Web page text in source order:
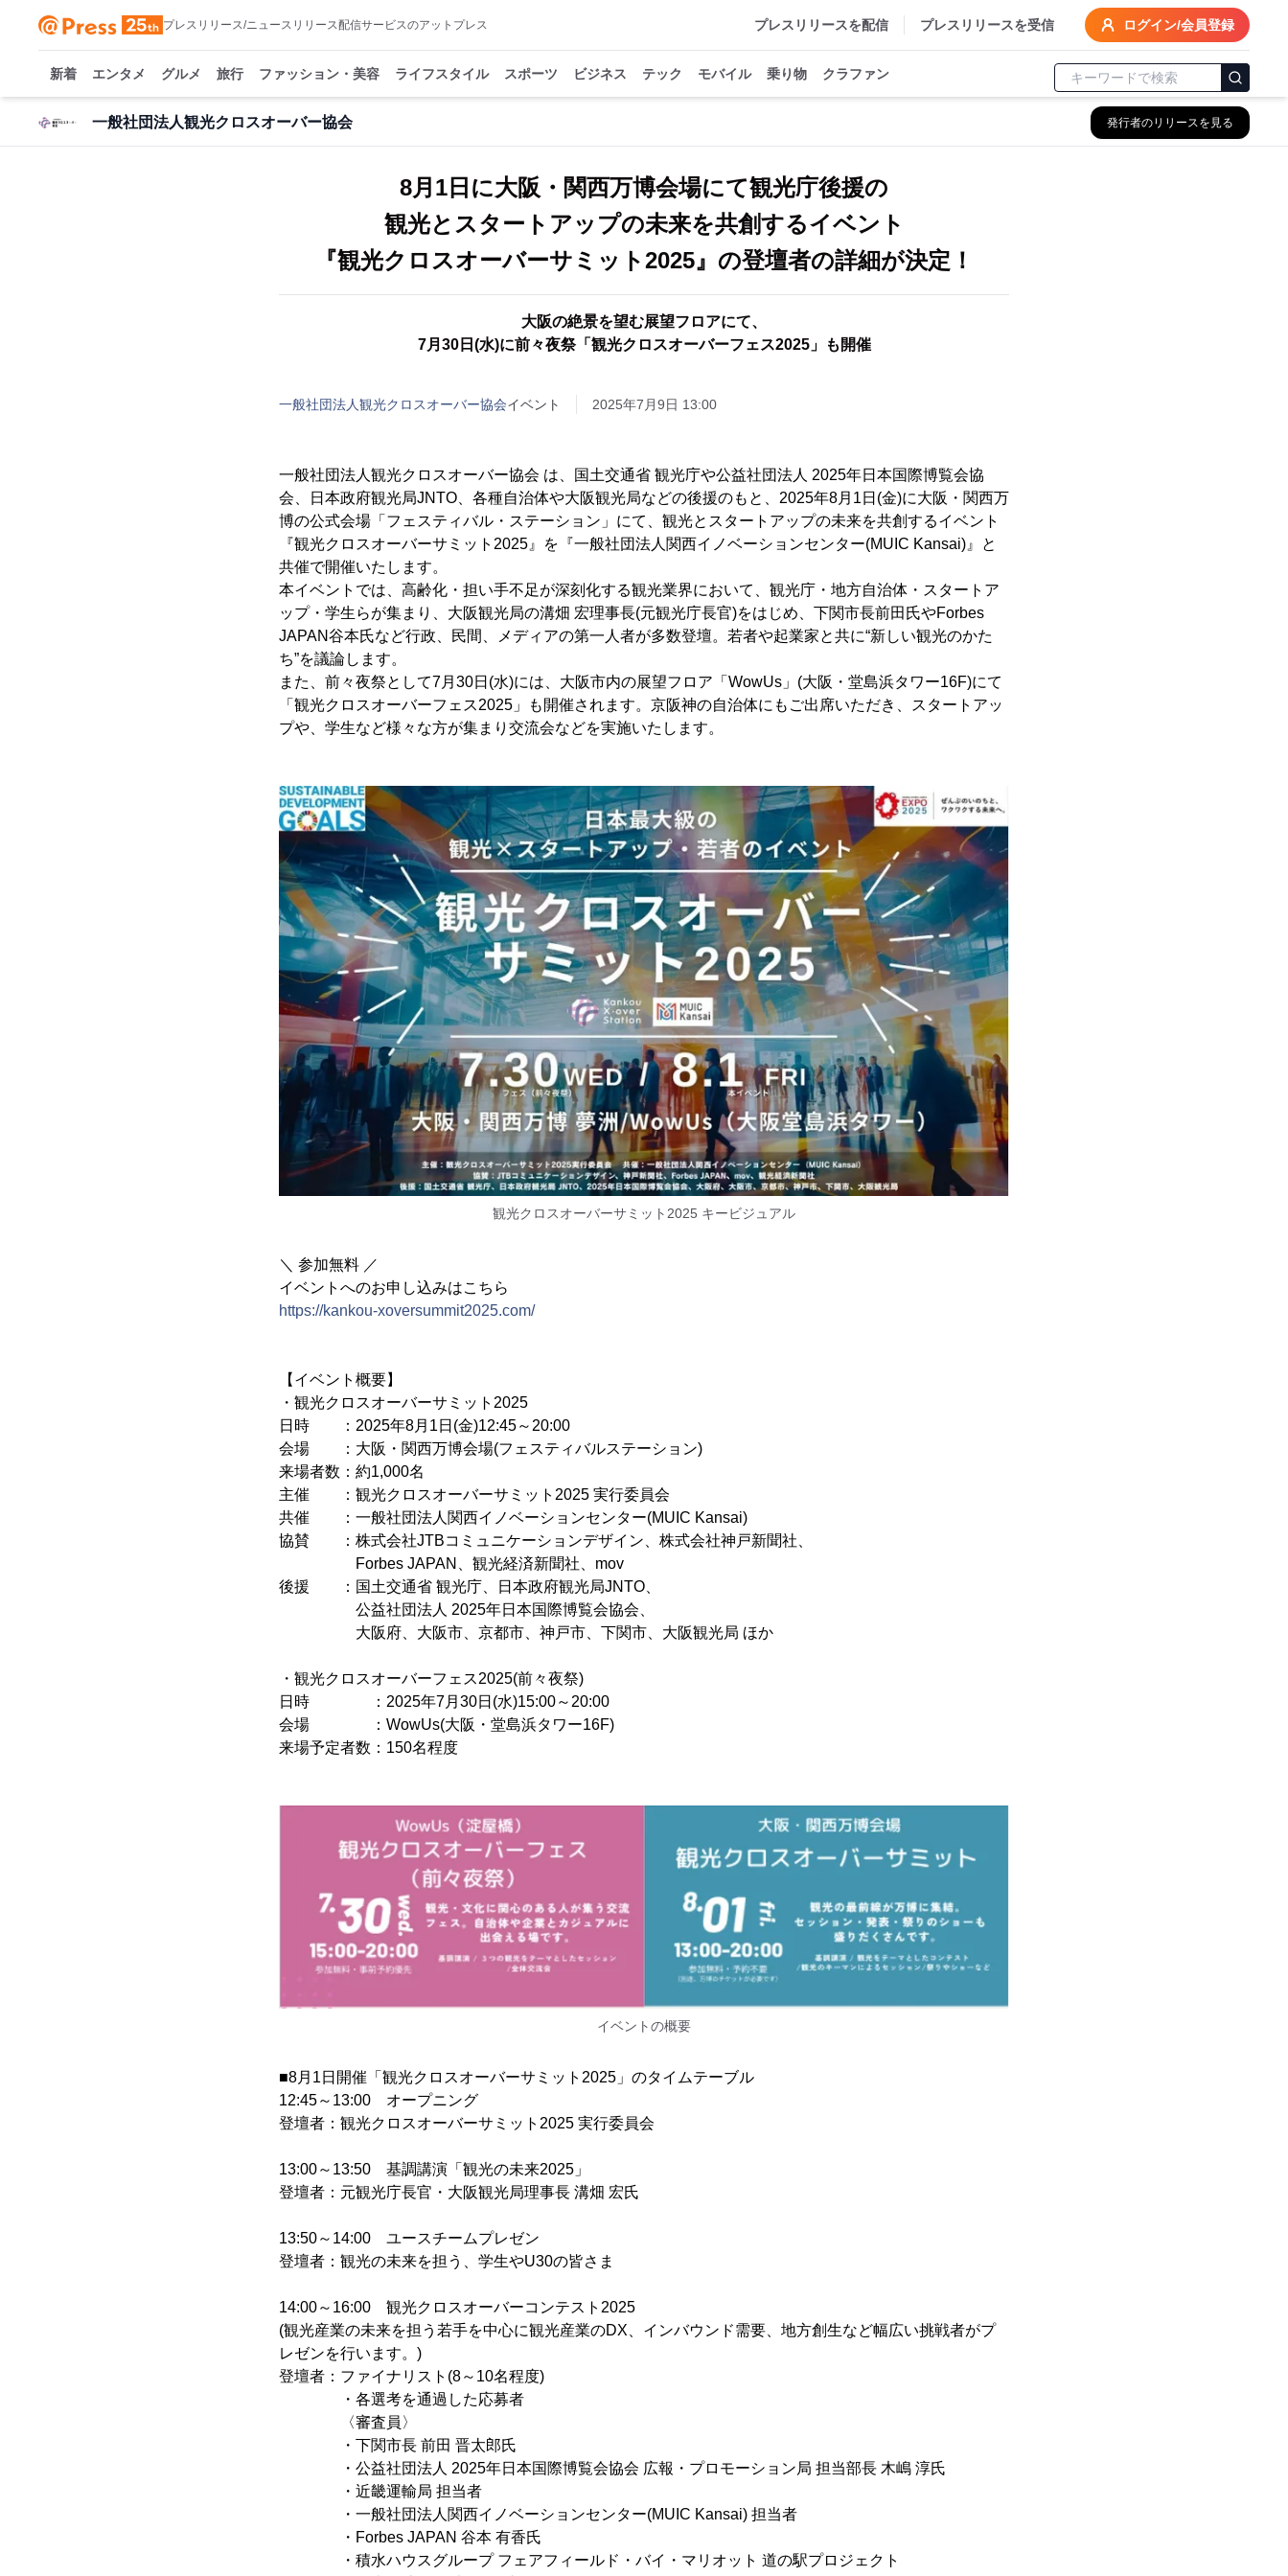
プレスリリース/ニュースリリース配信サービスのアットプレス プレスリリースを配信 プレスリリースを受信 ログイン/会員登録
新着 エンタメ グルメ 旅行 ファッション・美容 ライフスタイル スポーツ ビジネス テック モバイル 乗り物 クラファン
一般社団法人観光クロスオーバー協会 発行者のリリースを見る
8月1日に大阪・関西万博会場にて観光庁後援の
観光とスタートアップの未来を共創するイベント
『観光クロスオーバーサミット2025』の登壇者の詳細が決定！
大阪の絶景を望む展望フロアにて、
7月30日(水)に前々夜祭「観光クロスオーバーフェス2025」も開催
一般社団法人観光クロスオーバー協会イベント 2025年7月9日 13:00
一般社団法人観光クロスオーバー協会 は、国土交通省 観光庁や公益社団法人 2025年日本国際博覧会協
会、日本政府観光局JNTO、各種自治体や大阪観光局などの後援のもと、2025年8月1日(金)に大阪・関西万
博の公式会場「フェスティバル・ステーション」にて、観光とスタートアップの未来を共創するイベント
『観光クロスオーバーサミット2025』を『一般社団法人関西イノベーションセンター(MUIC Kansai)』と
共催で開催いたします。
本イベントでは、高齢化・担い手不足が深刻化する観光業界において、観光庁・地方自治体・スタートア
ップ・学生らが集まり、大阪観光局の溝畑 宏理事長(元観光庁長官)をはじめ、下関市長前田氏やForbes
JAPAN谷本氏など行政、民間、メディアの第一人者が多数登壇。若者や起業家と共に“新しい観光のかた
ち”を議論します。
また、前々夜祭として7月30日(水)には、大阪市内の展望フロア「WowUs」(大阪・堂島浜タワー16F)にて
「観光クロスオーバーフェス2025」も開催されます。京阪神の自治体にもご出席いただき、スタートアッ
プや、学生など様々な方が集まり交流会などを実施いたします。
観光クロスオーバーサミット2025 キービジュアル
＼ 参加無料 ／
イベントへのお申し込みはこちら
https://kankou-xoversummit2025.com/
【イベント概要】
・観光クロスオーバーサミット2025
日時 ：2025年8月1日(金)12:45～20:00
会場 ：大阪・関西万博会場(フェスティバルステーション)
来場者数：約1,000名
主催 ：観光クロスオーバーサミット2025 実行委員会
共催 ：一般社団法人関西イノベーションセンター(MUIC Kansai)
協賛 ：株式会社JTBコミュニケーションデザイン、株式会社神戸新聞社、
Forbes JAPAN、観光経済新聞社、mov
後援 ：国土交通省 観光庁、日本政府観光局JNTO、
公益社団法人 2025年日本国際博覧会協会、
大阪府、大阪市、京都市、神戸市、下関市、大阪観光局 ほか
・観光クロスオーバーフェス2025(前々夜祭)
日時 ：2025年7月30日(水)15:00～20:00
会場 ：WowUs(大阪・堂島浜タワー16F)
来場予定者数：150名程度
イベントの概要
■8月1日開催「観光クロスオーバーサミット2025」のタイムテーブル
12:45～13:00 オープニング
登壇者：観光クロスオーバーサミット2025 実行委員会
13:00～13:50 基調講演「観光の未来2025」
登壇者：元観光庁長官・大阪観光局理事長 溝畑 宏氏
13:50～14:00 ユースチームプレゼン
登壇者：観光の未来を担う、学生やU30の皆さま
14:00～16:00 観光クロスオーバーコンテスト2025
(観光産業の未来を担う若手を中心に観光産業のDX、インバウンド需要、地方創生など幅広い挑戦者がプ
レゼンを行います。)
登壇者：ファイナリスト(8～10名程度)
・各選考を通過した応募者
〈審査員〉
・下関市長 前田 晋太郎氏
・公益社団法人 2025年日本国際博覧会協会 広報・プロモーション局 担当部長 木嶋 淳氏
・近畿運輸局 担当者
・一般社団法人関西イノベーションセンター(MUIC Kansai) 担当者
・Forbes JAPAN 谷本 有香氏
・積水ハウスグループ フェアフィールド・バイ・マリオット 道の駅プロジェクト